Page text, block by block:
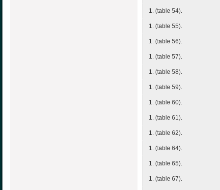
1. (table 54).
1. (table 55).
1. (table 56).
1. (table 57).
1. (table 58).
1. (table 59).
1. (table 60).
1. (table 61).
1. (table 62).
1. (table 64).
1. (table 65).
1. (table 67).